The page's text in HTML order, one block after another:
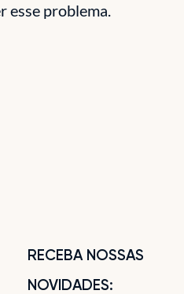
esse problema.
RECEBA NOSSAS
NOVIDADES: